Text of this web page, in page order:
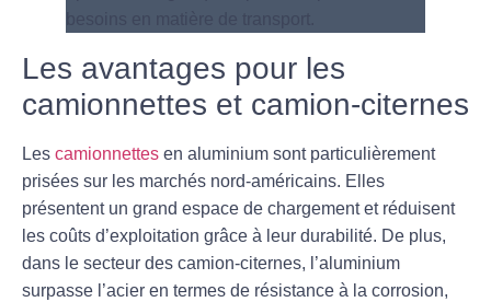
Les avantages pour les
camionnettes et camion-citernes
Les camionnettes en aluminium sont particulièrement
prisées sur les marchés nord-américains. Elles
présentent un grand espace de chargement et réduisent
les coûts d’exploitation grâce à leur durabilité. De plus,
dans le secteur des camion-citernes, l’aluminium
surpasse l’acier en termes de résistance à la corrosion,